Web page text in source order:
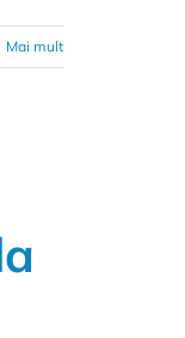
Mai mult